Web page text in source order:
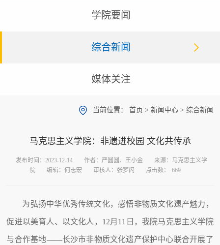
学院要闻
综合新闻
媒体关注
当前位置： 首页 > 新闻中心> 综合新闻
马克思主义学院：非遗进校园 文化共传承
发布时间：2023-12-14 作者：严圆圆、王小金
来源：马克思主义学
院
编辑：何志宏 审核人：张梦闪 点击数： 669
为弘扬中华优秀传统文化，感悟非物质文化遗产魅力，
促进以美育人、以文化人，12月11日，我院马克思主义学院
与合作基地——长沙市非物质文化遗产保护中心联合开展了